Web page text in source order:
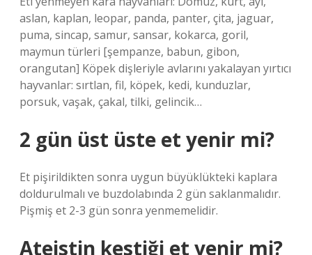
aslan, kaplan, leopar, panda, panter, çita, jaguar,
puma, sincap, samur, sansar, kokarca, goril,
maymun türleri [şempanze, babun, gibon,
orangutan] Köpek dişleriyle avlarını yakalayan yırtıcı
hayvanlar: sırtlan, fil, köpek, kedi, kunduzlar,
porsuk, vaşak, çakal, tilki, gelincik…
2 gün üst üste et yenir mi?
Et pişirildikten sonra uygun büyüklükteki kaplara
doldurulmalı ve buzdolabında 2 gün saklanmalıdır.
Pişmiş et 2-3 gün sonra yenmemelidir.
Ateistin kestiği et yenir mi?